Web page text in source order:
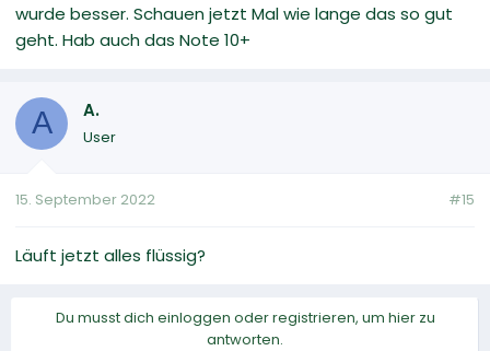
wurde besser. Schauen jetzt Mal wie lange das so gut
geht. Hab auch das Note 10+
A A.
User
15. September 2022 #15
Läuft jetzt alles flüssig?
Du musst dich einloggen oder registrieren, um hier zu
antworten.